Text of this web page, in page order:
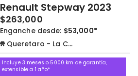
Renault Stepway 2023
$263,000
Enganche desde: $53,000*
Queretaro - La Capilla
Incluye 3 meses o 5000 km de garantía,
extensible a 1 año*